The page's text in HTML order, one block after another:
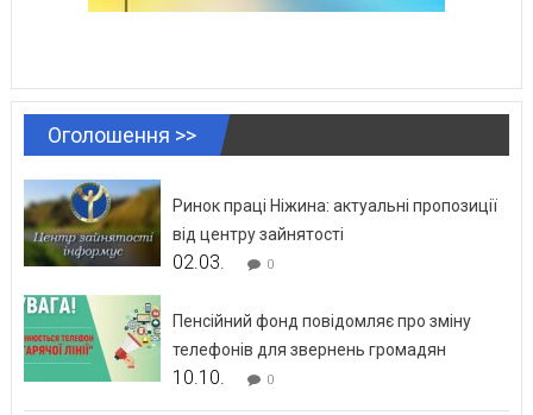
Оголошення >>
Ринок праці Ніжина: актуальні пропозиції
від центру зайнятості
02.03. 0
Пенсійний фонд повідомляє про зміну
телефонів для звернень громадян
10.10. 0